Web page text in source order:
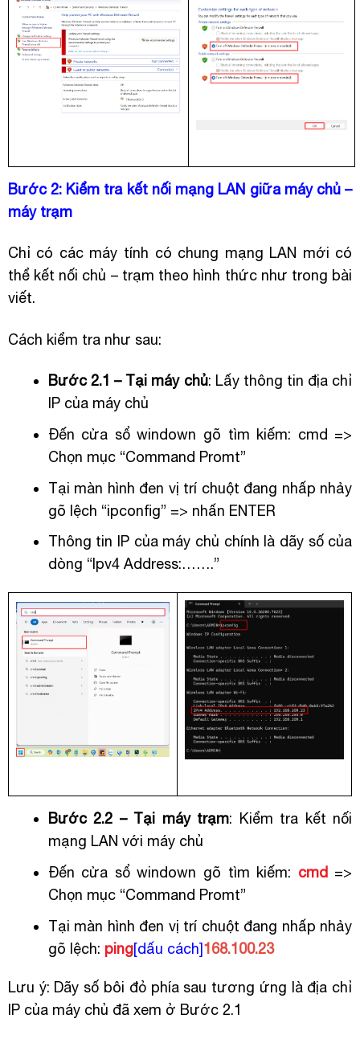
Bước 2: Kiểm tra kết nối mạng LAN giữa máy chủ –
máy trạm
Chỉ có các máy tính có chung mạng LAN mới có
thể kết nối chủ – trạm theo hình thức như trong bài
viết.
Cách kiểm tra như sau:
Bước 2.1 – Tại máy chủ: Lấy thông tin địa chỉ
IP của máy chủ
Đến cửa sổ windown gõ tìm kiếm: cmd =>
Chọn mục “Command Promt”
Tại màn hình đen vị trí chuột đang nhấp nhảy
gõ lệch “ipconfig” => nhấn ENTER
Thông tin IP của máy chủ chính là dãy số của
dòng “Ipv4 Address:…….”
Bước 2.2 – Tại máy trạm: Kiểm tra kết nối
mạng LAN với máy chủ
Đến cửa sổ windown gõ tìm kiếm: cmd =>
Chọn mục “Command Promt”
Tại màn hình đen vị trí chuột đang nhấp nhảy
gõ lệch: ping[dấu cách]168.100.23
Lưu ý: Dãy số bôi đỏ phía sau tương ứng là địa chỉ
IP của máy chủ đã xem ở Bước 2.1